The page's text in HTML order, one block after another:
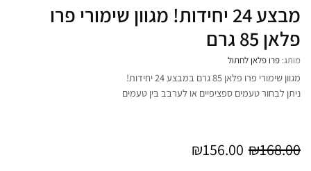
מבצע 24 יחידות! מגוון שימורי פרו
פלאן 85 גרם
מותג: פרו פלאן לחתול
מגוון שימורי פרו פלאן 85 גרם במבצע 24 יחידות!
ניתן לבחור טעמים ספציפיים או לערבב בין טעמים
₪168.00
₪156.00